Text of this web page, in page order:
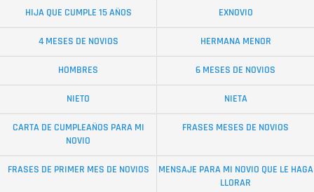
HIJA QUE CUMPLE 15 AÑOS EXNOVIO
4 MESES DE NOVIOS HERMANA MENOR
HOMBRES 6 MESES DE NOVIOS
NIETO NIETA
CARTA DE CUMPLEAÑOS PARA MI
NOVIO
FRASES MESES DE NOVIOS
FRASES DE PRIMER MES DE NOVIOS
MENSAJE PARA MI NOVIO QUE LE HAGA
LLORAR